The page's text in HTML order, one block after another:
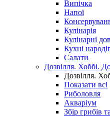
Випічка
Напої
Кулінарія
Кулінарні
Кухні
Салати
Дозвілля. Хоббі.
Дозвілля.
Показати всі
Риболовля
Акваріум
Збір грибів